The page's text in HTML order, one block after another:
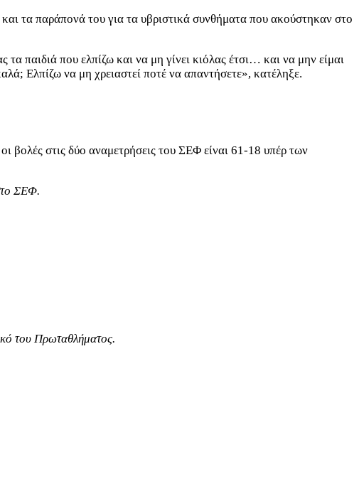
τα παράπονά του για τα υβριστικά συνθήματα που ακούστηκαν στο
παιδιά που ελπίζω και να μη γίνει κιόλας έτσι… και να μην είμαι
Ελπίζω να μη χρειαστεί ποτέ να απαντήσετε», κατέληξε.
βολές στις δύο αναμετρήσεις του ΣΕΦ είναι 61-18 υπέρ των
ΣΕΦ.
του Πρωταθλήματος.